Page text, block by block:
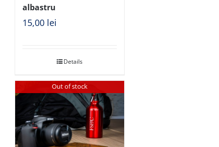
albastru
15,00 lei
Details
Out of stock